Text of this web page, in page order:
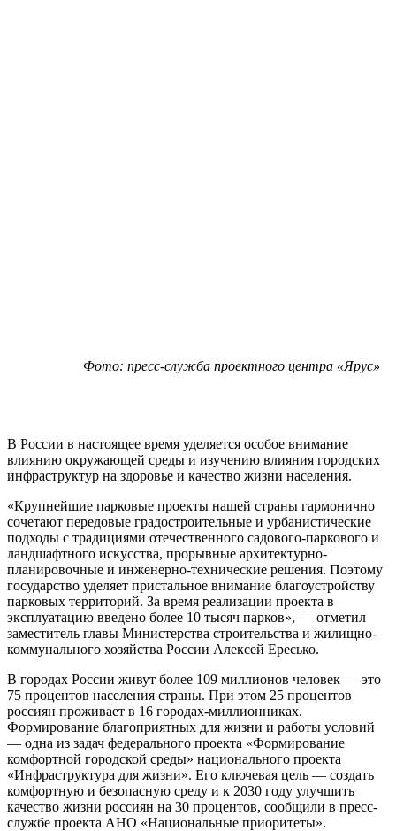
Фото: пресс-служба проектного центра «Ярус»
В России в настоящее время уделяется особое внимание
влиянию окружающей среды и изучению влияния городских
инфраструктур на здоровье и качество жизни населения.
«Крупнейшие парковые проекты нашей страны гармонично
сочетают передовые градостроительные и урбанистические
подходы с традициями отечественного садового-паркового и
ландшафтного искусства, прорывные архитектурно-
планировочные и инженерно-технические решения. Поэтому
государство уделяет пристальное внимание благоустройству
парковых территорий. За время реализации проекта в
эксплуатацию введено более 10 тысяч парков», — отметил
заместитель главы Министерства строительства и жилищно-
коммунального хозяйства России Алексей Ересько.
В городах России живут более 109 миллионов человек — это
75 процентов населения страны. При этом 25 процентов
россиян проживает в 16 городах-миллионниках.
Формирование благоприятных для жизни и работы условий
— одна из задач федерального проекта «Формирование
комфортной городской среды» национального проекта
«Инфраструктура для жизни». Его ключевая цель — создать
комфортную и безопасную среду и к 2030 году улучшить
качество жизни россиян на 30 процентов, сообщили в пресс-
службе проекта АНО «Национальные приоритеты».